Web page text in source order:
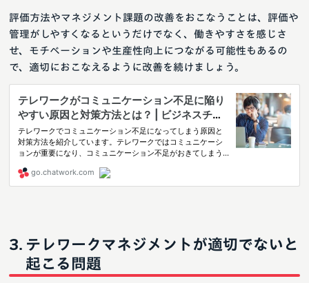
評価方法やマネジメント課題の改善をおこなうことは、評価や
管理がしやすくなるというだけでなく、働きやすさを感じさ
せ、モチベーションや生産性向上につながる可能性もあるの
で、適切におこなえるように改善を続けましょう。
テレワークマネジメントが適切でないと
起こる問題